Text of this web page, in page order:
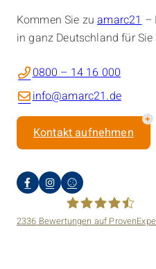
Kommen Sie zuamarc21–
in ganz Deutschland für Sie
0800 – 14 16 000
info@amarc21.de
Kontakt aufnehmen
2336 Bewertungen auf